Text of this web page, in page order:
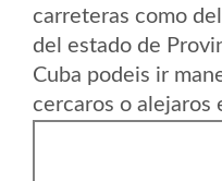
carreteras como
del estado de
Cuba podeis ir
cercaros o alejaros